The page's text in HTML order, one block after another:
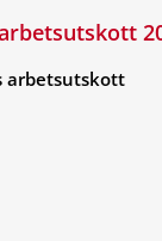
arbetsutskott